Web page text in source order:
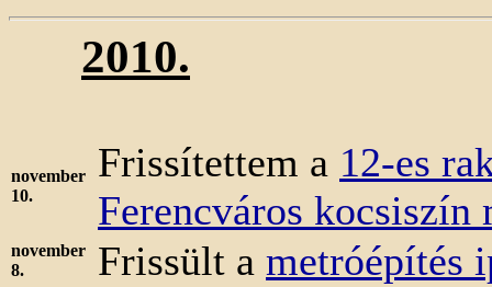
2010.
november
10.
Frissítettem a 12-es
Ferencváros kocsiszín
november
8.
Frissült a metróépítés